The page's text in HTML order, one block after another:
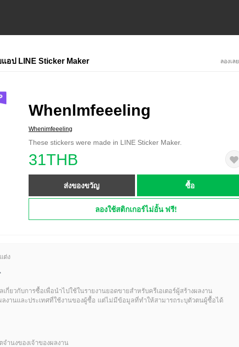
อป LINE Sticker Maker ลองเลย
Whenlmfeeeling
Whenimfeeeling
These stickers were made in LINE Sticker Maker.
31THB
ส่งของขวัญ ซื้อ
ลองใช้สติกเกอร์ไม่อั้น ฟรี!
ต่ง
เกี่ยวกับการซื้อเพื่อนำไปใช้ในรายงานยอดขายสำหรับครีเอเตอร์ผู้สร้างผลงาน
งานและประเทศที่ใช้งานของผู้ซื้อ แต่ไม่มีข้อมูลที่ทำให้สามารถระบุตัวตนผู้ซื้อได้
จำนงของเจ้าของผลงาน